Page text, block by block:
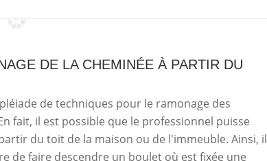
DE LA CHEMINÉE À PARTIR DU
de techniques pour le ramonage des
fait, il est possible que le professionnel puisse
du toit de la maison ou de l'immeuble. Ainsi, il
de faire descendre un boulet où est fixée une